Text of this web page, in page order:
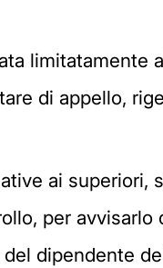
limitatamente
di appello,
ai superiori,
per avvisarlo
dipendente